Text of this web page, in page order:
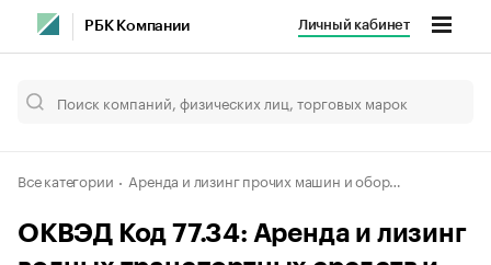
РБК Компании Личный кабинет
Все категории Аренда и лизинг прочих машин и оборудования и материальных средств
ОКВЭД Код 77.34: Аренда и лизинг